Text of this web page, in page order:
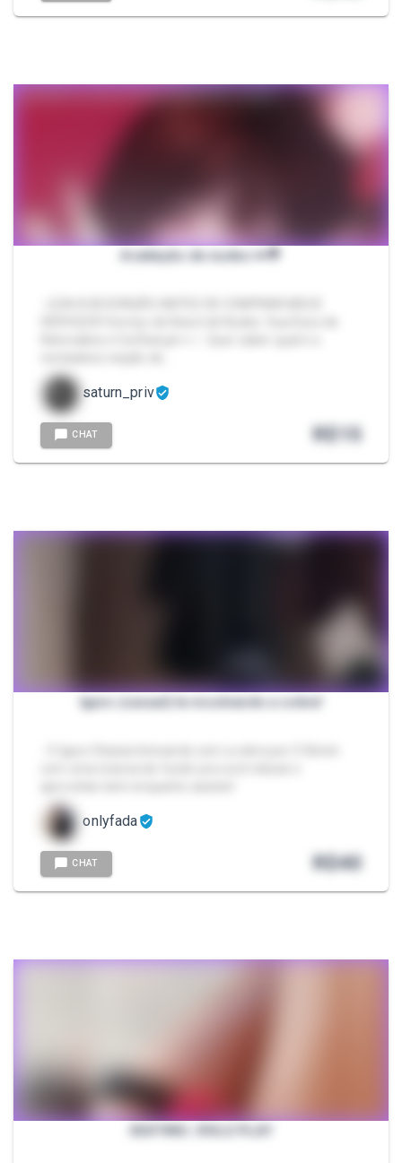
Avaliação de nudes 👀🍭
saturn_priv
CHAT R$15
Iguro (casual) te mostrando a cobra!
onlyfada
CHAT R$40